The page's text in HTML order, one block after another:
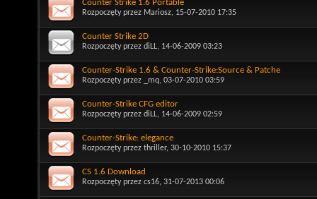
Counter Strike 1.6 Portable
Rozpoczęty przez Mariosz, 15-07-2010 17:35
Counter Strike 2D
Rozpoczęty przez diLL, 14-06-2009 03:23
Counter-Strike 1.6 & Counter-Strike:Source & Patche
Rozpoczęty przez _mq, 03-07-2010 03:59
Counter-Strike CFG editor
Rozpoczęty przez diLL, 14-06-2009 02:59
Counter-Strike: elegance
Rozpoczęty przez thriller, 30-10-2010 15:37
CS 1.6 Download
Rozpoczęty przez cs16, 31-07-2013 00:06